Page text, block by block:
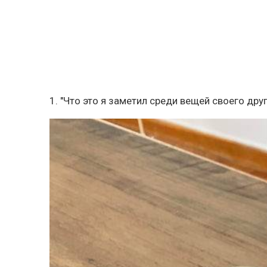
1. "Что это я заметил среди вещей своего